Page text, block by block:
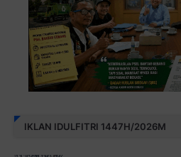
IKLAN IDULFITRI 1447H/2026M